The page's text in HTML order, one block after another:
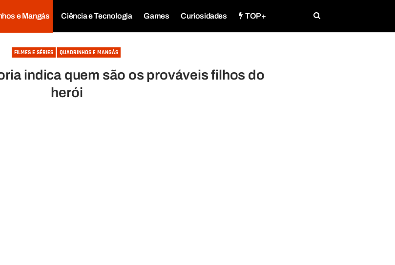
e Mangás Ciência e Tecnologia Games Curiosidades TOP+
FILMES E SÉRIES QUADRINHOS E MANGÁS
indica quem são os prováveis filhos do
herói